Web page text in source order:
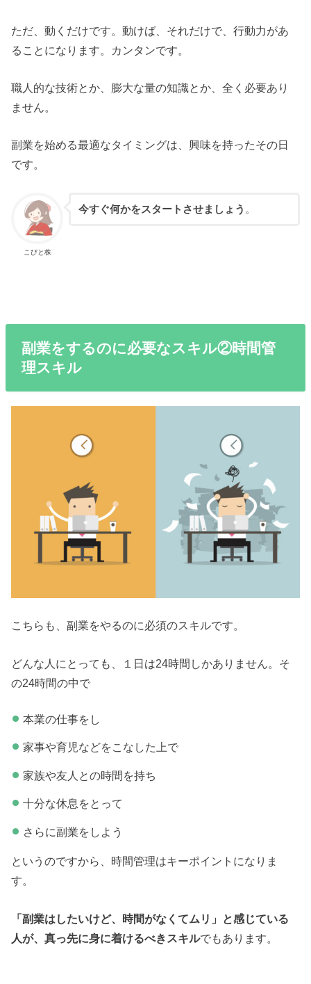
ただ、動くだけです。動けば、それだけで、行動力があ
ることになります。カンタンです。
職人的な技術とか、膨大な量の知識とか、全く必要あり
ません。
副業を始める最適なタイミングは、興味を持ったその日
です。
こびと株
今すぐ何かをスタートさせましょう 。
副業をするのに必要なスキル②時間管
理スキル
こちらも、副業をやるのに必須のスキルです。
どんな人にとっても、１日は24時間しかありません。そ
の24時間の中で
本業の仕事をし
家事や育児などをこなした上で
家族や友人との時間を持ち
十分な休息をとって
さらに副業をしよう
というのですから、時間管理はキーポイントになりま
す。
「副業はしたいけど、時間がなくてムリ」と感じている
人が、真っ先に身に着けるべきスキルでもあります。